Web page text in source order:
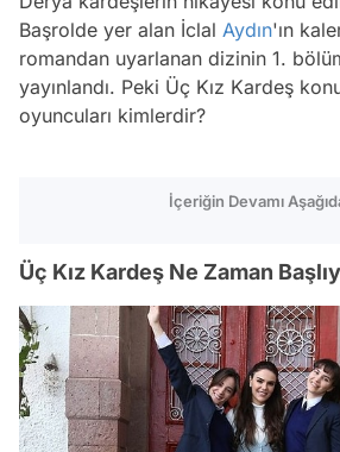
Başrolde yer alan İclal Aydın'ın
romandan uyarlanan dizinin 1.
yayınlandı. Peki Üç Kız Kardeş
oyuncuları kimlerdir?
İçeriğin Devamı
Üç Kız Kardeş Ne Zaman